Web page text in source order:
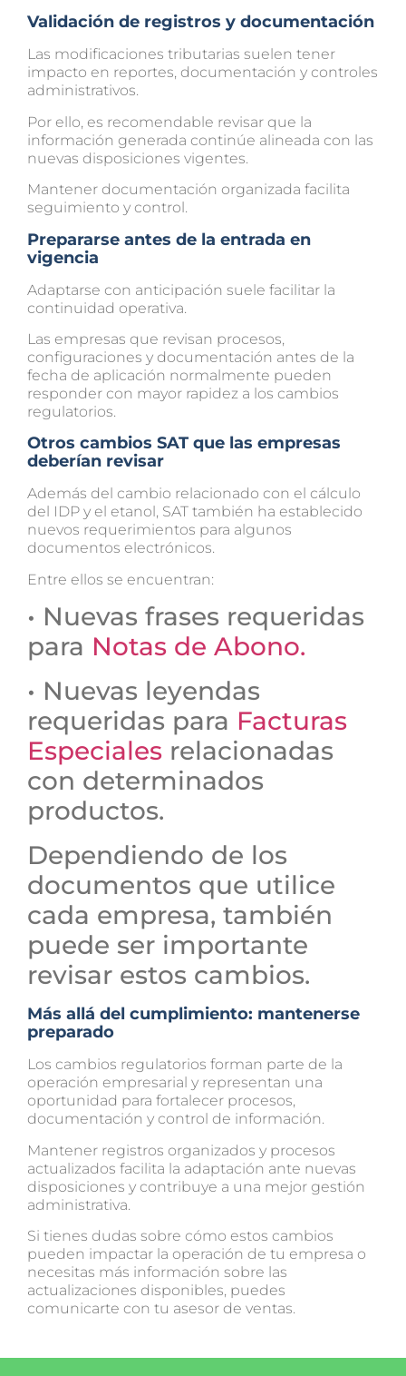
Validación de registros y documentación
Las modificaciones tributarias suelen tener
impacto en reportes, documentación y controles
administrativos.
Por ello, es recomendable revisar que la
información generada continúe alineada con las
nuevas disposiciones vigentes.
Mantener documentación organizada facilita
seguimiento y control.
Prepararse antes de la entrada en
vigencia
Adaptarse con anticipación suele facilitar la
continuidad operativa.
Las empresas que revisan procesos,
configuraciones y documentación antes de la
fecha de aplicación normalmente pueden
responder con mayor rapidez a los cambios
regulatorios.
Otros cambios SAT que las empresas
deberían revisar
Además del cambio relacionado con el cálculo
del IDP y el etanol, SAT también ha establecido
nuevos requerimientos para algunos
documentos electrónicos.
Entre ellos se encuentran:
• Nuevas frases requeridas
para Notas de Abono.
• Nuevas leyendas
requeridas para Facturas
Especiales relacionadas
con determinados
productos.
Dependiendo de los
documentos que utilice
cada empresa, también
puede ser importante
revisar estos cambios.
Más allá del cumplimiento: mantenerse
preparado
Los cambios regulatorios forman parte de la
operación empresarial y representan una
oportunidad para fortalecer procesos,
documentación y control de información.
Mantener registros organizados y procesos
actualizados facilita la adaptación ante nuevas
disposiciones y contribuye a una mejor gestión
administrativa.
Si tienes dudas sobre cómo estos cambios
pueden impactar la operación de tu empresa o
necesitas más información sobre las
actualizaciones disponibles, puedes
comunicarte con tu asesor de ventas.